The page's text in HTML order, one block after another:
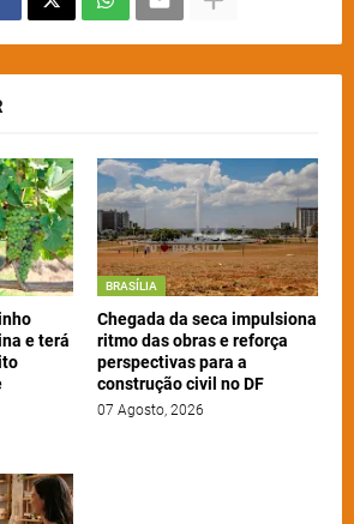
e terá
BRASÍLIA
Chegada da seca impulsiona
ritmo das obras e reforça
perspectivas para a
construção civil no DF
07 Agosto, 2026